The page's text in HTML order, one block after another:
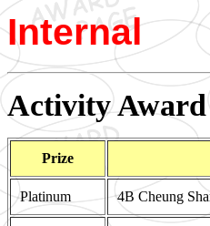
Internal
Activity Award
Prize
Platinum 4B Cheung